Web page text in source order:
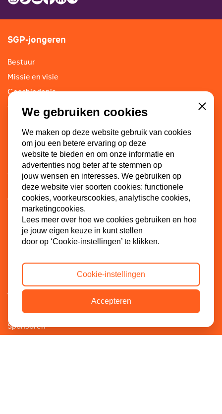
SGP-jongeren
Bestuur
Missie en visie
Geschiedenis
Commissies
Partners
SGP
ECP-Youth
WI-SGP
Lokaal
Lid worden
Vacatures
Doneren
Sponsoren
We gebruiken cookies
We maken op deze website gebruik van cookies
om jou een betere ervaring op deze
website te bieden en om onze informatie en
advertenties nog beter af te stemmen op
jouw wensen en interesses. We gebruiken op
deze website vier soorten cookies: functionele
cookies, voorkeurscookies, analytische cookies,
marketingcookies.
Lees meer over hoe we cookies gebruiken en hoe
je jouw eigen keuze in kunt stellen
door op ‘Cookie-instellingen’ te klikken.
Close
Cookie-instellingen
Accepteren